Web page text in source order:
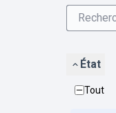
État
Tout